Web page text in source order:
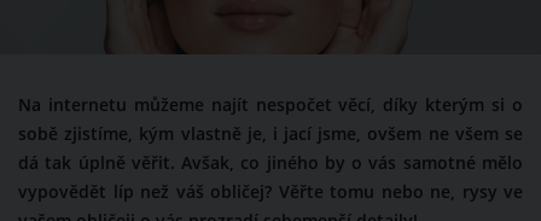
Na internetu můžeme najít nespočet věcí, díky kterým si o
sobě zjistíme, kým vlastně je, i jací jsme, ovšem ne všem se
dá tak úplně věřit. Avšak, co jiného by o vás samotné mělo
vypovědět líp než váš obličej? Věřte tomu nebo ne, rysy ve